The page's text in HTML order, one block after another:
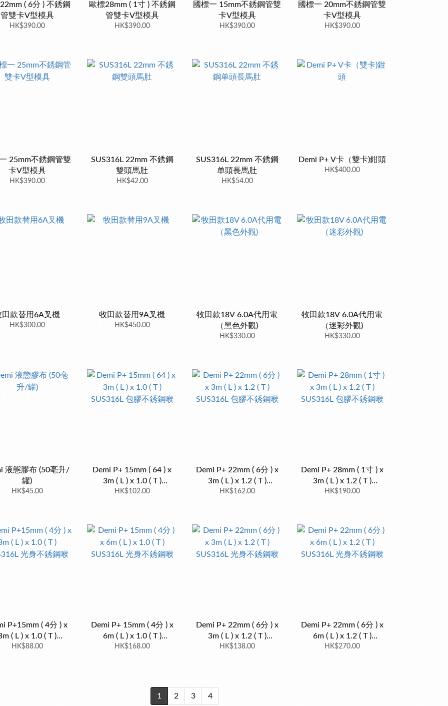
( 6分 ) 不銹鋼
管雙卡V型模具
HK$390.00
歐標28mm ( 1寸 ) 不銹鋼
管雙卡V型模具
HK$390.00
國標一 15mm不銹鋼管雙
卡V型模具
HK$390.00
國標一 20mm不銹鋼管雙
卡V型模具
HK$390.00
25mm不銹鋼管雙
卡V型模具
HK$390.00
SUS316L 22mm 不銹鋼
雙頭馬肚
HK$42.00
SUS316L 22mm 不銹鋼
单頭長馬肚
HK$54.00
Demi P+ V卡（雙卡)鉗頭
HK$400.00
田款替用6A叉機
HK$300.00
牧田款替用9A叉機
HK$450.00
牧田款18V 6.0A代用電
（黑色外觀)
HK$330.00
牧田款18V 6.0A代用電
（迷彩外觀)
HK$330.00
液態膠布 (50亳升/
罐)
HK$45.00
Demi P+ 15mm ( 64 ) x
3m ( L ) x 1.0 ( T )
SUS316L 包膠不銹鋼喉
HK$102.00
Demi P+ 22mm ( 6分 ) x
3m ( L ) x 1.2 ( T )
SUS316L 包膠不銹鋼喉
HK$162.00
Demi P+ 28mm ( 1寸 ) x
3m ( L ) x 1.2 ( T )
SUS316L 包膠不銹鋼喉
HK$190.00
P+15mm ( 4分 ) x
( L ) x 1.0 ( T )
光身不銹鋼喉
HK$88.00
Demi P+ 15mm ( 4分 ) x
6m ( L ) x 1.0 ( T )
SUS316L 光身不銹鋼喉
HK$168.00
Demi P+ 22mm ( 6分 ) x
3m ( L ) x 1.2 ( T )
SUS316L 光身不銹鋼喉
HK$138.00
Demi P+ 22mm ( 6分 ) x
6m ( L ) x 1.2 ( T )
SUS316L 光身不銹鋼喉
HK$270.00
1 2 3 4